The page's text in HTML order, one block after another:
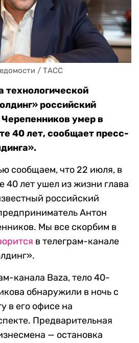
/ ТАСС
технологической
российский
умер в
40 лет, сообщает пресс-
сообщаем, что 22 июля, в
40 лет ушел из жизни глава
российский
Антон
Мы все скорбим в
в телеграм-канале
канала Baza, тело 40-
обнаружили в ночь с
в его офисе на
Предварительная
— остановка